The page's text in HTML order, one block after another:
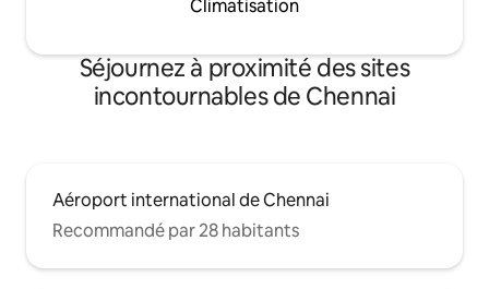
Climatisation
Séjournez à proximité des sites
incontournables de Chennai
Aéroport international de Chennai
Recommandé par 28 habitants